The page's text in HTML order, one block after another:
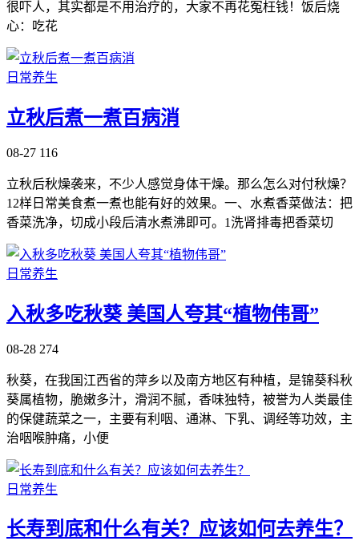
很吓人，其实都是不用治疗的，大家不再花冤枉钱！饭后烧
心：吃花
日常养生
立秋后煮一煮百病消
08-27 116
立秋后秋燥袭来，不少人感觉身体干燥。那么怎么对付秋燥？
12样日常美食煮一煮也能有好的效果。一、水煮香菜做法：把
香菜洗净，切成小段后清水煮沸即可。1洗肾排毒把香菜切
日常养生
入秋多吃秋葵 美国人夸其“植物伟哥”
08-28 274
秋葵，在我国江西省的萍乡以及南方地区有种植，是锦葵科秋
葵属植物，脆嫩多汁，滑润不腻，香味独特，被誉为人类最佳
的保健蔬菜之一，主要有利咽、通淋、下乳、调经等功效，主
治咽喉肿痛，小便
日常养生
长寿到底和什么有关？应该如何去养生？